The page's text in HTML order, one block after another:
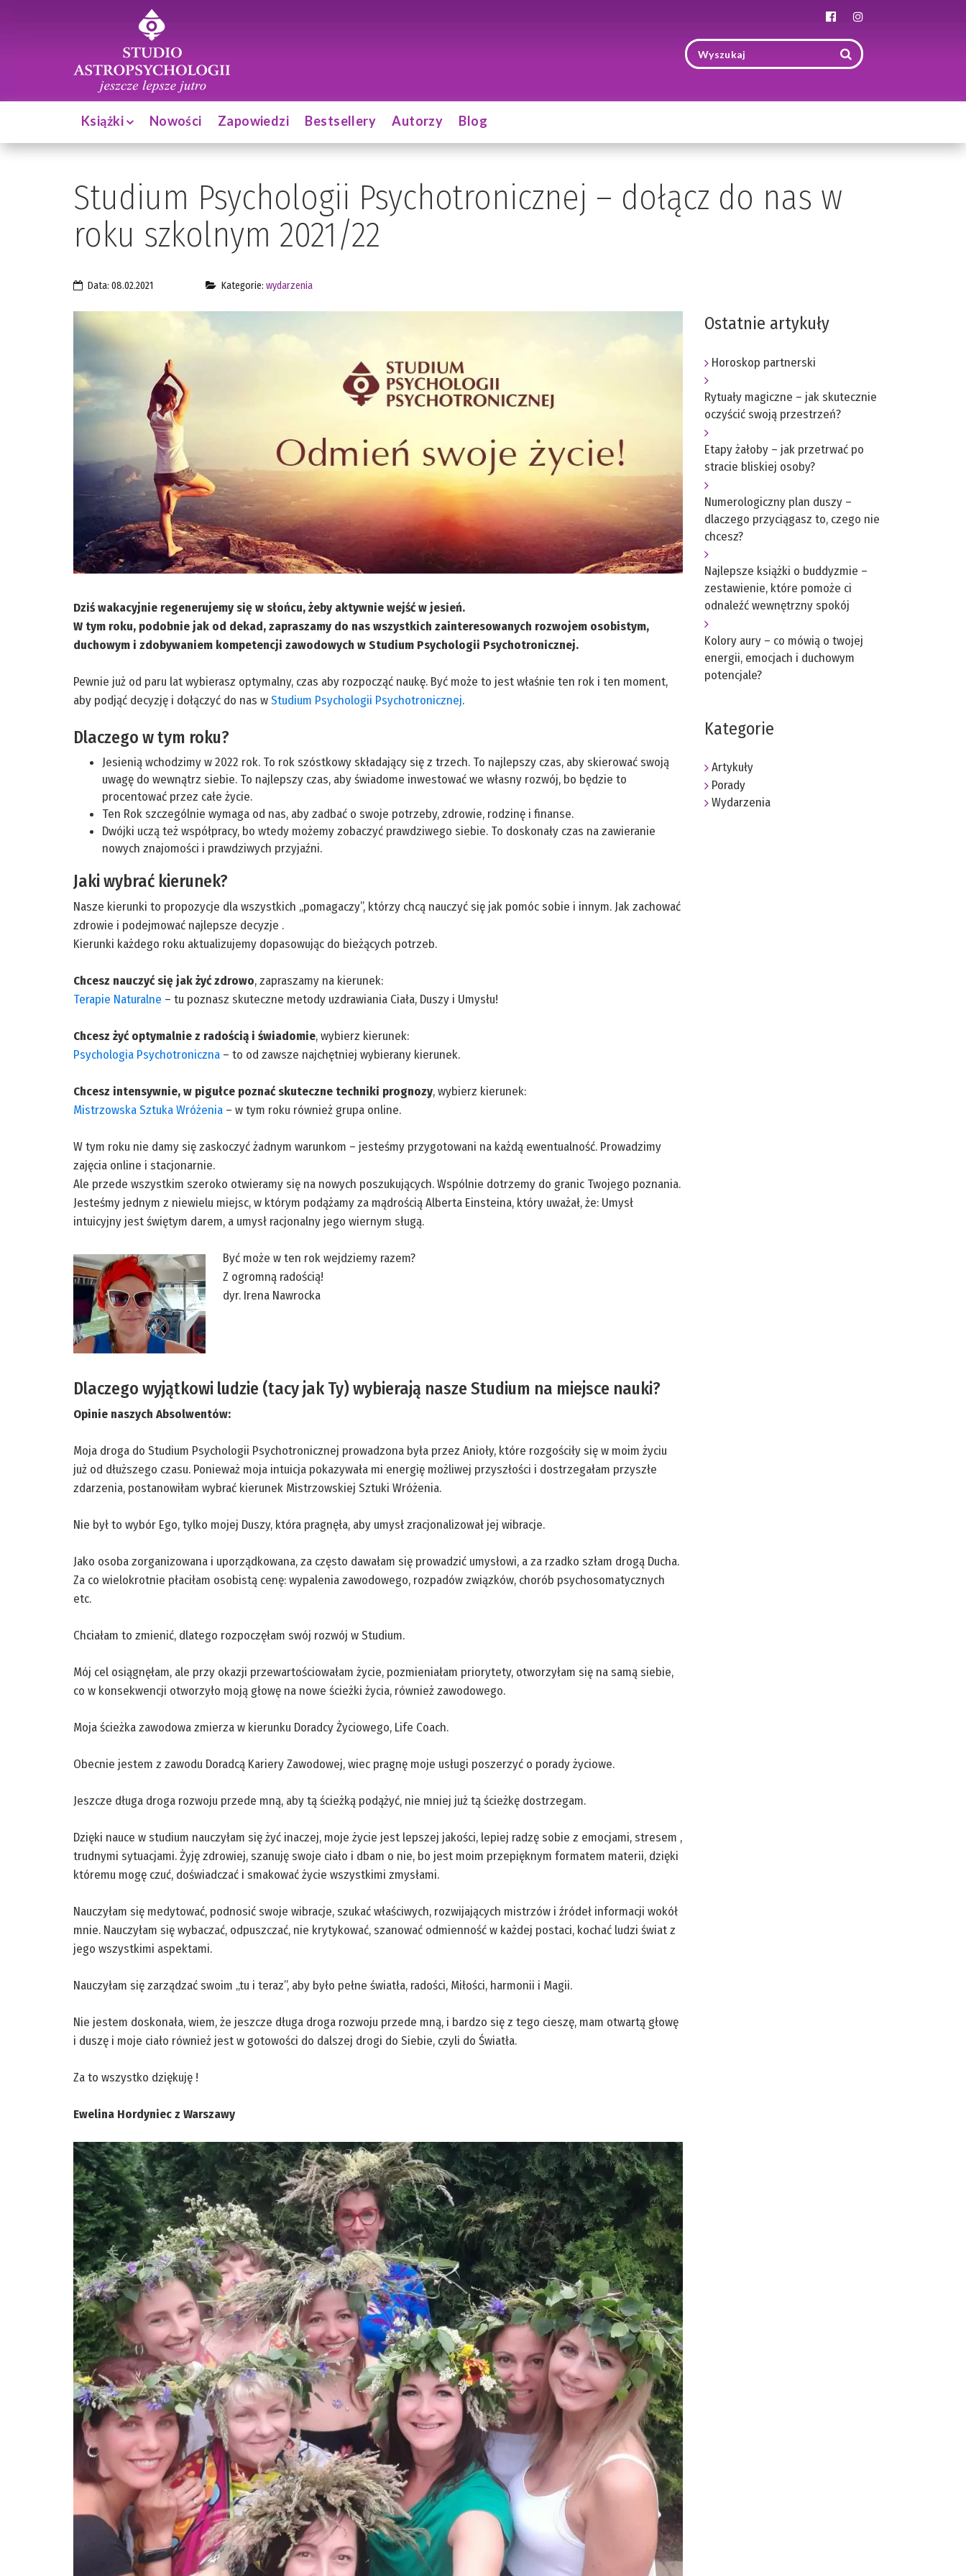
Książki Nowości Zapowiedzi Bestsellery Autorzy Blog
Studium Psychologii Psychotronicznej – dołącz do nas w
roku szkolnym 2021/22
Data: 08.02.2021 Kategorie: wydarzenia
Dziś wakacyjnie regenerujemy się w słońcu, żeby aktywnie wejść w jesień.
W tym roku, podobnie jak od dekad, zapraszamy do nas wszystkich zainteresowanych rozwojem osobistym,
duchowym i zdobywaniem kompetencji zawodowych w Studium Psychologii Psychotronicznej.
Pewnie już od paru lat wybierasz optymalny, czas aby rozpocząć naukę. Być może to jest właśnie ten rok i ten moment,
aby podjąć decyzję i dołączyć do nas wStudium Psychologii Psychotronicznej.
Dlaczego w tym roku?
Jesienią wchodzimy w 2022 rok. To rok szóstkowy składający się z trzech. To najlepszy czas, aby skierować swoją
uwagę do wewnątrz siebie. To najlepszy czas, aby świadome inwestować we własny rozwój, bo będzie to
procentować przez całe życie.
Ten Rok szczególnie wymaga od nas, aby zadbać o swoje potrzeby, zdrowie, rodzinę i finanse.
Dwójki uczą też współpracy, bo wtedy możemy zobaczyć prawdziwego siebie. To doskonały czas na zawieranie
nowych znajomości i prawdziwych przyjaźni.
Jaki wybrać kierunek?
Nasze kierunki to propozycje dla wszystkich „pomagaczy”, którzy chcą nauczyć się jak pomóc sobie i innym. Jak zachować
zdrowie i podejmować najlepsze decyzje .
Kierunki każdego roku aktualizujemy dopasowując do bieżących potrzeb.
Chcesz nauczyć się jak żyć zdrowo, zapraszamy na kierunek:
Terapie Naturalne – tu poznasz skuteczne metody uzdrawiania Ciała, Duszy i Umysłu!
Chcesz żyć optymalnie z radością i świadomie, wybierz kierunek:
Psychologia Psychotroniczna – to od zawsze najchętniej wybierany kierunek.
Chcesz intensywnie, w pigułce poznać skuteczne techniki prognozy, wybierz kierunek:
Mistrzowska Sztuka Wróżenia – w tym roku również grupa online.
W tym roku nie damy się zaskoczyć żadnym warunkom – jesteśmy przygotowani na każdą ewentualność. Prowadzimy
zajęcia online i stacjonarnie.
Ale przede wszystkim szeroko otwieramy się na nowych poszukujących. Wspólnie dotrzemy do granic Twojego poznania.
Jesteśmy jednym z niewielu miejsc, w którym podążamy za mądrością Alberta Einsteina, który uważał, że: Umysł
intuicyjny jest świętym darem, a umysł racjonalny jego wiernym sługą.
Być może w ten rok wejdziemy razem?
Z ogromną radością!
dyr. Irena Nawrocka
Dlaczego wyjątkowi ludzie (tacy jak Ty) wybierają nasze Studium na miejsce nauki?
Opinie naszych Absolwentów:
Moja droga do Studium Psychologii Psychotronicznej prowadzona była przez Anioły, które rozgościły się w moim życiu
już od dłuższego czasu. Ponieważ moja intuicja pokazywała mi energię możliwej przyszłości i dostrzegałam przyszłe
zdarzenia, postanowiłam wybrać kierunek Mistrzowskiej Sztuki Wróżenia.
Nie był to wybór Ego, tylko mojej Duszy, która pragnęła, aby umysł zracjonalizował jej wibracje.
Jako osoba zorganizowana i uporządkowana, za często dawałam się prowadzić umysłowi, a za rzadko szłam drogą Ducha.
Za co wielokrotnie płaciłam osobistą cenę: wypalenia zawodowego, rozpadów związków, chorób psychosomatycznych
etc.
Chciałam to zmienić, dlatego rozpoczęłam swój rozwój w Studium.
Mój cel osiągnęłam, ale przy okazji przewartościowałam życie, pozmieniałam priorytety, otworzyłam się na samą siebie,
co w konsekwencji otworzyło moją głowę na nowe ścieżki życia, również zawodowego.
Moja ścieżka zawodowa zmierza w kierunku Doradcy Życiowego, Life Coach.
Obecnie jestem z zawodu Doradcą Kariery Zawodowej, wiec pragnę moje usługi poszerzyć o porady życiowe.
Jeszcze długa droga rozwoju przede mną, aby tą ścieżką podążyć, nie mniej już tą ścieżkę dostrzegam.
Dzięki nauce w studium nauczyłam się żyć inaczej, moje życie jest lepszej jakości, lepiej radzę sobie z emocjami, stresem ,
trudnymi sytuacjami. Żyję zdrowiej, szanuję swoje ciało i dbam o nie, bo jest moim przepięknym formatem materii, dzięki
któremu mogę czuć, doświadczać i smakować życie wszystkimi zmysłami.
Nauczyłam się medytować, podnosić swoje wibracje, szukać właściwych, rozwijających mistrzów i źródeł informacji wokół
mnie. Nauczyłam się wybaczać, odpuszczać, nie krytykować, szanować odmienność w każdej postaci, kochać ludzi świat z
jego wszystkimi aspektami.
Nauczyłam się zarządzać swoim „tu i teraz”, aby było pełne światła, radości, Miłości, harmonii i Magii.
Nie jestem doskonała, wiem, że jeszcze długa droga rozwoju przede mną, i bardzo się z tego cieszę, mam otwartą głowę
i duszę i moje ciało również jest w gotowości do dalszej drogi do Siebie, czyli do Światła.
Za to wszystko dziękuję !
Ewelina Hordyniec z Warszawy
Ostatnie artykuły
Horoskop partnerski
Rytuały magiczne – jak skutecznie
oczyścić swoją przestrzeń?
Etapy żałoby – jak przetrwać po
stracie bliskiej osoby?
Numerologiczny plan duszy –
dlaczego przyciągasz to, czego nie
chcesz?
Najlepsze książki o buddyzmie –
zestawienie, które pomoże ci
odnaleźć wewnętrzny spokój
Kolory aury – co mówią o twojej
energii, emocjach i duchowym
potencjale?
Kategorie
Artykuły
Porady
Wydarzenia